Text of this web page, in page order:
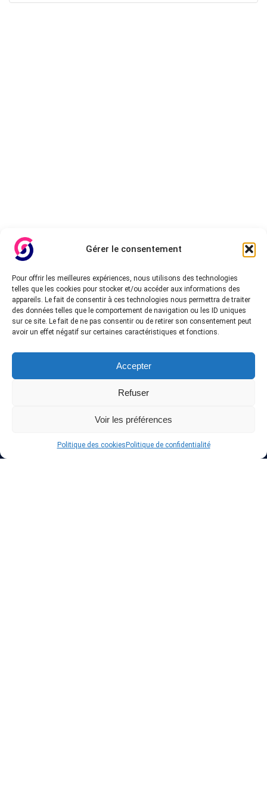
Gérer le consentement
Pour offrir les meilleures expériences, nous utilisons des technologies
telles que les cookies pour stocker et/ou accéder aux informations des
appareils. Le fait de consentir à ces technologies nous permettra de traiter
des données telles que le comportement de navigation ou les ID uniques
sur ce site. Le fait de ne pas consentir ou de retirer son consentement peut
avoir un effet négatif sur certaines caractéristiques et fonctions.
Accepter
Refuser
Voir les préférences
Politique des cookies Politique de confidentialité
A propos de InteVPN
abordables et pas cher, afin d’accorder une liste testés qui
Mise à jours quotidienne des derniers offres.